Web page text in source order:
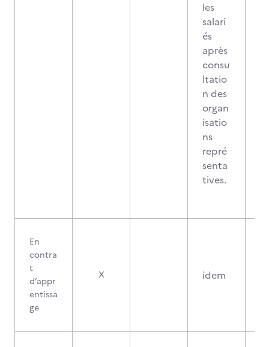
les
salari
és
après
consu
ltatio
n des
organ
isatio
ns
repré
senta
tives.
En
contra
t
d’appr
entissa
ge
X idem